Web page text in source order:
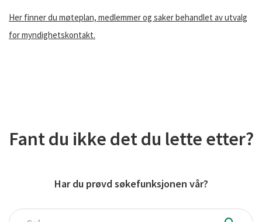
Her finner du møteplan, medlemmer og saker behandlet av utvalg
for myndighetskontakt.
Fant du ikke det du lette etter?
Har du prøvd søkefunksjonen vår?